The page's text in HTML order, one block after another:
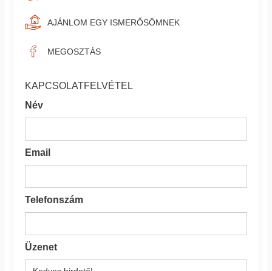
AJÁNLOM EGY ISMERŐSÖMNEK
MEGOSZTÁS
KAPCSOLATFELVÉTEL
Név
Email
Telefonszám
Üzenet